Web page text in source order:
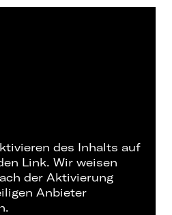
des Inhalts auf
Link. Wir weisen
der Aktivierung
Anbieter